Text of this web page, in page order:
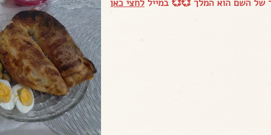
של השם הוא המלך 💞💞 במייל לחצי כאן